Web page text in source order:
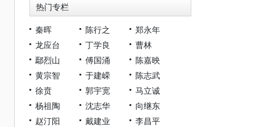
热门专栏
秦晖 陈行之
郑永年
龙应台
丁学良
曹林
鄢烈山
傅国涌
陈嘉映
黄宗智
于建嵘
陈志武
徐贲
郭宇宽
马立诚
杨祖陶
沈志华
向继东
赵汀阳
戴建业
李昌平